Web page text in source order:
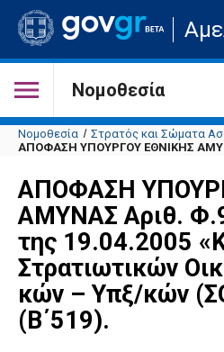
Μετάβαση
στην
σελίδα
του
Νομοθεσία
Νομοθεσία
Στρατός και Σώματα
ΑΠΟΦΑΣΗ ΥΠΟΥΡΓΟΥ ΕΘΝΙΚΗΣ
ΑΠΟΦΑΣΗ
ΑΜΥΝΑΣ Αριθ.
της 19.04.2005
Στρατιωτικών
κών – Υπξ/κών
(Β΄519).